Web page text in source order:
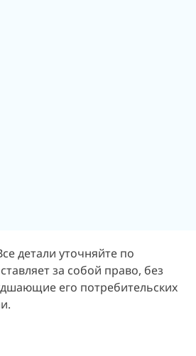
детали уточняйте по
за собой право, без
его потребительских